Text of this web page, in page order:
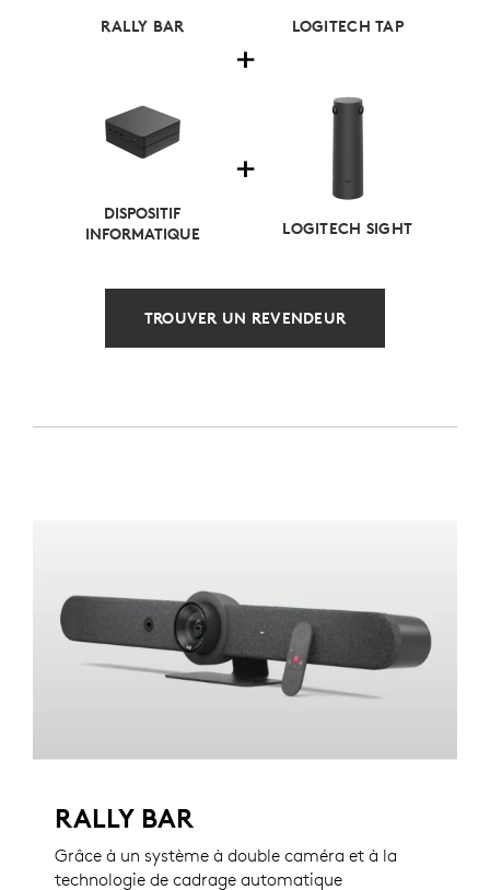
RALLY BAR LOGITECH TAP
DISPOSITIF
INFORMATIQUE
LOGITECH SIGHT
TROUVER UN REVENDEUR
RALLY BAR
Grâce à un système à double caméra et à la
technologie de cadrage automatique